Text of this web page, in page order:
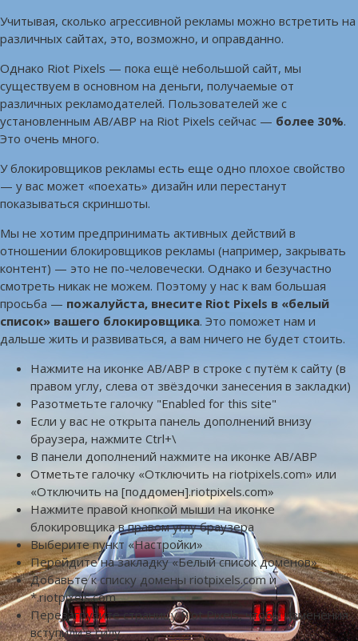
Учитывая, сколько агрессивной рекламы можно встретить на
различных сайтах, это, возможно, и оправданно.
Однако Riot Pixels — пока ещё небольшой сайт, мы
существуем в основном на деньги, получаемые от
различных рекламодателей. Пользователей же с
установленным AB/ABP на Riot Pixels сейчас — более 30%.
Это очень много.
У блокировщиков рекламы есть еще одно плохое свойство
— у вас может «поехать» дизайн или перестанут
показываться скриншоты.
Мы не хотим предпринимать активных действий в
отношении блокировщиков рекламы (например, закрывать
контент) — это не по-человечески. Однако и безучастно
смотреть никак не можем. Поэтому у нас к вам большая
просьба — пожалуйста, внесите Riot Pixels в «белый
список» вашего блокировщика. Это поможет нам и
дальше жить и развиваться, а вам ничего не будет стоить.
Нажмите на иконке AB/ABP в строке с путём к сайту (в
правом углу, слева от звёздочки занесения в закладки)
Разотметьте галочку "Enabled for this site"
Если у вас не открыта панель дополнений внизу
браузера, нажмите Ctrl+\
В панели дополнений нажмите на иконке AB/ABP
Отметьте галочку «Отключить на riotpixels.com» или
«Отключить на [поддомен].riotpixels.com»
Нажмите правой кнопкой мыши на иконке
блокировщика в правом углу браузера
Выберите пункт «Настройки»
Перейдите на закладку «Белый список доменов»
Добавьте к списку домены riotpixels.com и
*.riotpixels.com
Перезагрузите страницу Riot Pixels, чтобы изменения
вступили в силу